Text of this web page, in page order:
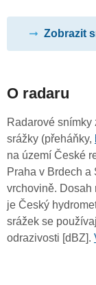
Zobrazit
O radaru
Radarové snímky
srážky (přeháňky,
na území České
Praha v Brdech
vrchovině. Dosah
je Český
srážek se
odrazivosti [dBZ].